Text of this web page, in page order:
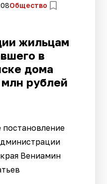
Общество
жильцам
в
дома
млн рублей
Вениамин